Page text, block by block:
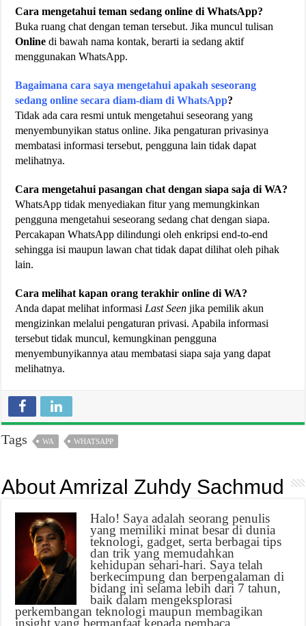
Cara mengetahui teman sedang online di WhatsApp?
Buka ruang chat dengan teman tersebut. Jika muncul tulisan
Online di bawah nama kontak, berarti ia sedang aktif
menggunakan WhatsApp.
Bagaimana cara saya mengetahui apakah seseorang
sedang online secara diam-diam di WhatsApp?
Tidak ada cara resmi untuk mengetahui seseorang yang
menyembunyikan status online. Jika pengaturan privasinya
membatasi informasi tersebut, pengguna lain tidak dapat
melihatnya.
Cara mengetahui pasangan chat dengan siapa saja di WA?
WhatsApp tidak menyediakan fitur yang memungkinkan
pengguna mengetahui seseorang sedang chat dengan siapa.
Percakapan WhatsApp dilindungi oleh enkripsi end-to-end
sehingga isi maupun lawan chat tidak dapat dilihat oleh pihak
lain.
Cara melihat kapan orang terakhir online di WA?
Anda dapat melihat informasi Last Seen jika pemilik akun
mengizinkan melalui pengaturan privasi. Apabila informasi
tersebut tidak muncul, kemungkinan pengguna
menyembunyikannya atau membatasi siapa saja yang dapat
melihatnya.
Tags WA WHATSAPP
About Amrizal Zuhdy Sachmud
Halo! Saya adalah seorang penulis
yang memiliki minat besar di dunia
teknologi, gadget, serta berbagai tips
dan trik yang memudahkan
kehidupan sehari-hari. Saya telah
berkecimpung dan berpengalaman di
bidang ini selama lebih dari 7 tahun,
baik dalam mengeksplorasi
perkembangan teknologi maupun membagikan
insight yang bermanfaat kepada pembaca.